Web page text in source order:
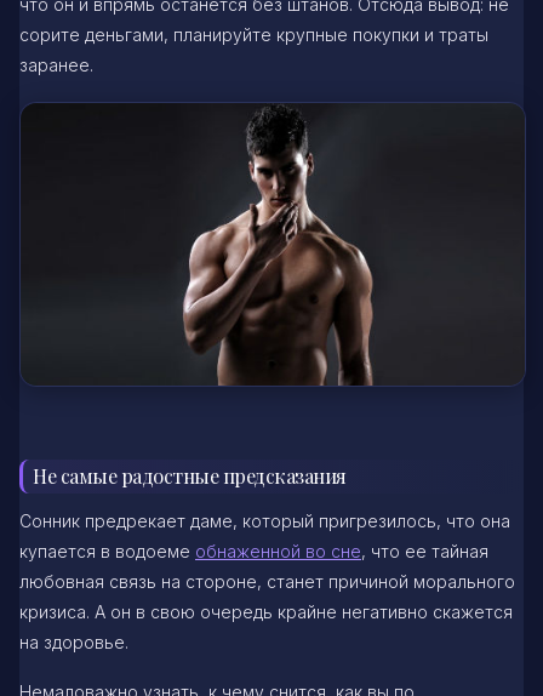
сорите деньгами, планируйте крупные покупки и траты
заранее.
Не самые радостные предсказания
Сонник предрекает даме, который пригрезилось, что она
купается в водоеме обнаженной во сне, что ее тайная
любовная связь на стороне, станет причиной морального
кризиса. А он в свою очередь крайне негативно скажется
на здоровье.